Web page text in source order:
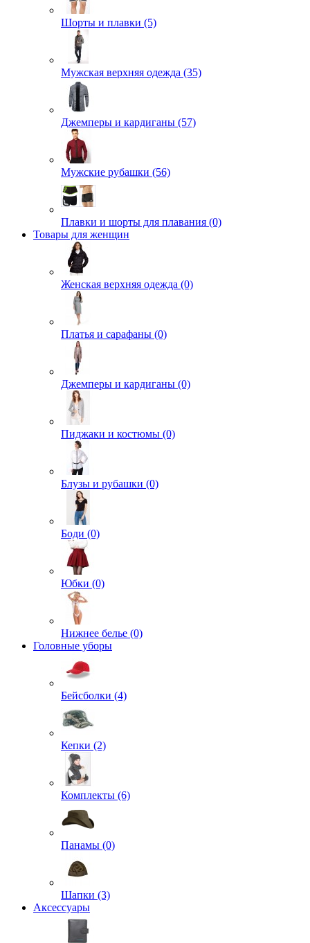
Шорты и плавки (5)
Мужская верхняя одежда (35)
Джемперы и кардиганы (57)
Мужские рубашки (56)
Плавки и шорты для плавания (0)
Товары для женщин
Женская верхняя одежда (0)
Платья и сарафаны (0)
Джемперы и кардиганы (0)
Пиджаки и костюмы (0)
Блузы и рубашки (0)
Боди (0)
Юбки (0)
Нижнее белье (0)
Головные уборы
Бейсболки (4)
Кепки (2)
Комплекты (6)
Панамы (0)
Шапки (3)
Аксессуары